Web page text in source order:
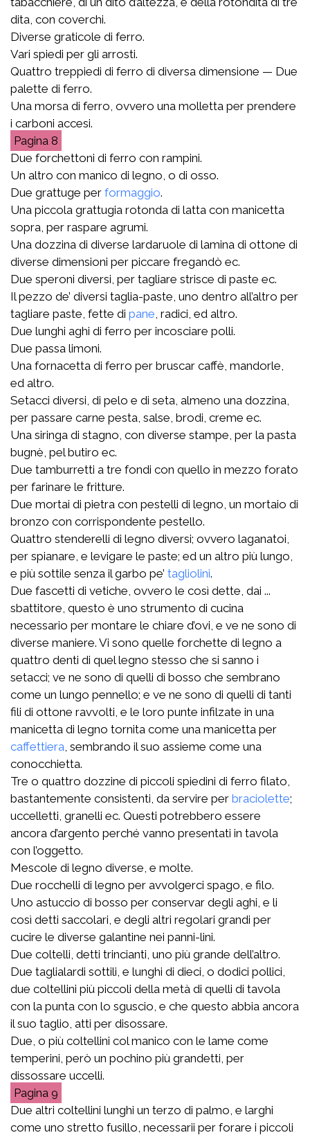
dita, con coverchi.
Diverse graticole di ferro.
Vari spiedi per gli arrosti.
Quattro treppiedi di ferro di diversa dimensione — Due
palette di ferro.
Una morsa di ferro, ovvero una molletta per prendere
i carboni accesi.
8
Due forchettoni di ferro con rampini.
Un altro con manico di legno, o di osso.
Due grattuge per formaggio.
Una piccola grattugia rotonda di latta con manicetta
sopra, per raspare agrumi.
Una dozzina di diverse lardaruole di lamina di ottone di
diverse dimensioni per piccare fregandò ec.
Due speroni diversi, per tagliare strisce di paste ec.
Il pezzo de’ diversi taglia-paste, uno dentro all’altro per
tagliare paste, fette di pane , radici, ed altro.
Due lunghi aghi di ferro per incosciare polli.
Due passa limoni.
Una fornacetta di ferro per bruscar caffè, mandorle,
ed altro.
Setacci diversi, di pelo e di seta, almeno una dozzina,
per passare carne pesta, salse, brodi, creme ec.
Una siringa di stagno, con diverse stampe, per la pasta
bugnè, pel butiro ec.
Due tamburretti a tre fondi con quello in mezzo forato
per farinare le fritture.
Due mortai di pietra con pestelli di legno, un mortaio di
bronzo con corrispondente pestello.
Quattro stenderelli di legno diversi; ovvero laganatoi,
per spianare, e levigare le paste; ed un altro più lungo,
e più sottile senza il garbo pe’ tagliolini.
Due fascetti di vetiche, ovvero le così dette, dai ...
sbattitore, questo è uno strumento di cucina
necessario per montare le chiare d’ovi, e ve ne sono di
diverse maniere. Vi sono quelle forchette di legno a
quattro denti di quel legno stesso che si sanno i
setacci; ve ne sono di quelli di bosso che sembrano
come un lungo pennello; e ve ne sono di quelli di tanti
fili di ottone ravvolti, e le loro punte infilzate in una
manicetta di legno tornita come una manicetta per
caffettiera , sembrando il suo assieme come una
conocchietta.
Tre o quattro dozzine di piccoli spiedini di ferro filato,
bastantemente consistenti, da servire per braciolette;
uccelletti, granelli ec. Questi potrebbero essere
ancora d’argento perché vanno presentati in tavola
con l’oggetto.
Mescole di legno diverse, e molte.
Due rocchelli di legno per avvolgerci spago, e filo.
Uno astuccio di bosso per conservar degli aghi, e li
così detti saccolari, e degli altri regolari grandi per
cucire le diverse galantine nei panni-lini.
Due coltelli, detti trincianti, uno più grande dell’altro.
Due taglialardi sottili, e lunghi di dieci, o dodici pollici,
due coltellini più piccoli della metà di quelli di tavola
con la punta con lo sguscio, e che questo abbia ancora
il suo taglio, atti per disossare.
Due, o più coltellini col manico con le lame come
temperini, però un pochino più grandetti, per
dissossare uccelli.
9
Due altri coltellini lunghi un terzo di palmo, e larghi
come uno stretto fusillo, necessarii per forare i piccoli